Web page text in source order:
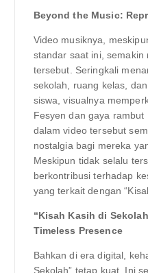
Beyond the Music:
Video musiknya,
standar saat ini, semakin
tersebut. Seringkali
sekolah, ruang kelas,
siswa, visualnya
Fesyen dan gaya
dalam video tersebut
nostalgia bagi mereka
Meskipun tidak selalu
berkontribusi terhadap
yang terkait dengan
“Kisah Kasih di
Timeless Presence
Bahkan di era digital,
Sekolah” tetap kuat. Ini